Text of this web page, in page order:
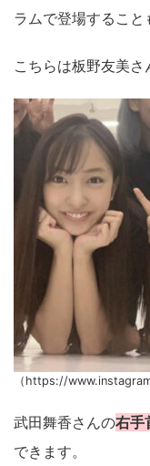
ラムで登場すること
こちらは板野友美さ
（https://
武田舞香さんの右手
できます。